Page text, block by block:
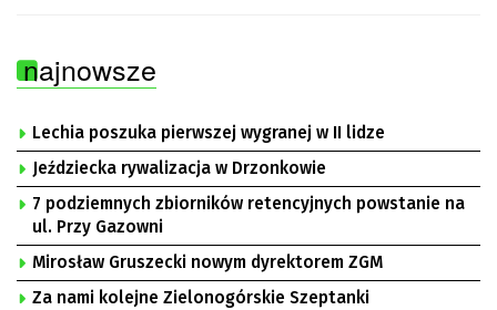
najnowsze
Lechia poszuka pierwszej wygranej w II lidze
Jeździecka rywalizacja w Drzonkowie
7 podziemnych zbiorników retencyjnych powstanie na
ul. Przy Gazowni
Mirosław Gruszecki nowym dyrektorem ZGM
Za nami kolejne Zielonogórskie Szeptanki